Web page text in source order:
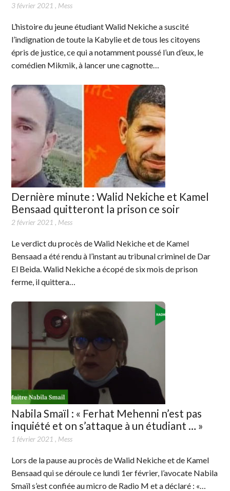
3 février 2021 , Mess
L’histoire du jeune étudiant Walid Nekiche a suscité
l’indignation de toute la Kabylie et de tous les citoyens
épris de justice, ce qui a notamment poussé l’un d’eux, le
comédien Mikmik, à lancer une cagnotte…
Dernière minute : Walid Nekiche et Kamel
Bensaad quitteront la prison ce soir
2 février 2021 , Mess
Le verdict du procès de Walid Nekiche et de Kamel
Bensaad a été rendu à l’instant au tribunal criminel de Dar
El Beida. Walid Nekiche a écopé de six mois de prison
ferme, il quittera…
Nabila Smaïl : « Ferhat Mehenni n’est pas
inquiété et on s’attaque à un étudiant … »
1 février 2021 , Mess
Lors de la pause au procès de Walid Nekiche et de Kamel
Bensaad qui se déroule ce lundi 1er février, l’avocate Nabila
Smaïl s’est confiée au micro de Radio M et a déclaré : «…